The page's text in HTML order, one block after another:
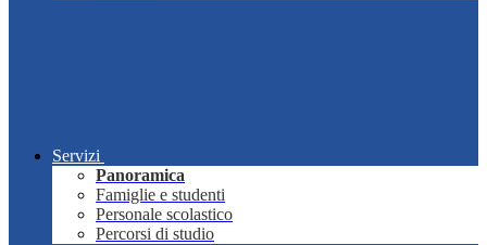
Servizi
Panoramica
Famiglie e studenti
Personale scolastico
Percorsi di studio